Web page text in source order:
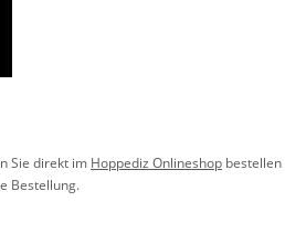
Sie di­rekt im Hop­pe­diz On­line­shop be­stel­len
Be­stel­lung.